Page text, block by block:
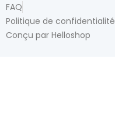
FAQ
Politique de confidentialité
Conçu par Helloshop